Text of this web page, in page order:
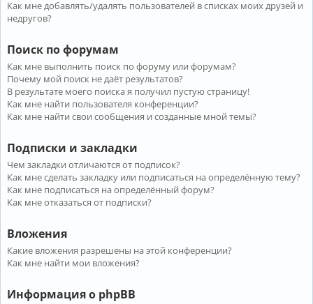
Как мне добавлять/удалять пользователей в списках моих друзей и
недругов?
Поиск по форумам
Как мне выполнить поиск по форуму или форумам?
Почему мой поиск не даёт результатов?
В результате моего поиска я получил пустую страницу!
Как мне найти пользователя конференции?
Как мне найти свои сообщения и созданные мной темы?
Подписки и закладки
Чем закладки отличаются от подписок?
Как мне сделать закладку или подписаться на определённую тему?
Как мне подписаться на определённый форум?
Как мне отказаться от подписки?
Вложения
Какие вложения разрешены на этой конференции?
Как мне найти мои вложения?
Информация о phpBB